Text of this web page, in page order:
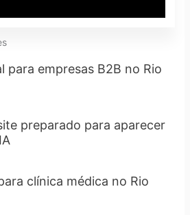
para empresas B2B no Rio
preparado para aparecer
clínica médica no Rio